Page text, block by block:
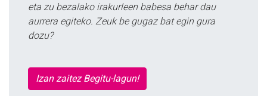
eta zu bezalako irakurleen babesa behar dau
aurrera egiteko. Zeuk be gugaz bat egin gura
dozu?
Izan zaitez Begitu-lagun!